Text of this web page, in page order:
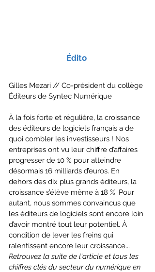
Édito
Gilles Mezari // Co-président du collège
Éditeurs de Syntec Numérique
À la fois forte et régulière, la croissance
des éditeurs de logiciels français a de
quoi combler les investisseurs ! Nos
entreprises ont vu leur chiffre d’affaires
progresser de 10 % pour atteindre
désormais 16 milliards d’euros. En
dehors des dix plus grands éditeurs, la
croissance s’élève même à 18 %. Pour
autant, nous sommes convaincus que
les éditeurs de logiciels sont encore loin
d’avoir montré tout leur potentiel. À
condition de lever les freins qui
ralentissent encore leur croissance...
Retrouvez la suite de l'article et tous les
chiffres clés du secteur du numérique en